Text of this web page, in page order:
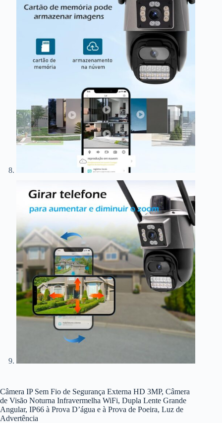
Câmera IP Sem Fio de Segurança Externa HD 3MP, Câmera
de Visão Noturna Infravermelha WiFi, Dupla Lente Grande
Angular, IP66 à Prova D’água e à Prova de Poeira, Luz de
Advertência